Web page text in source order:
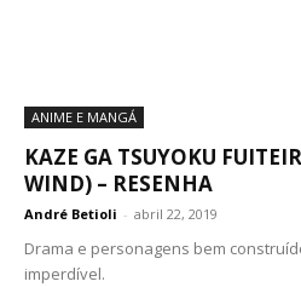
ANIME E MANGÁ
KAZE GA TSUYOKU
WIND) – RESENHA
André Betioli - abril 22, 2019
Drama e personagens bem
imperdível.